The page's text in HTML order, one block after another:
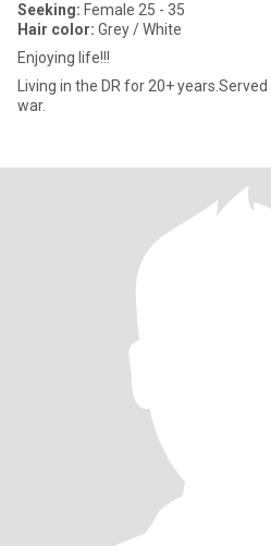
Seeking: Female 25 - 35
Hair color: Grey / White
Enjoying life!!!
Living in the DR for 20+
war.